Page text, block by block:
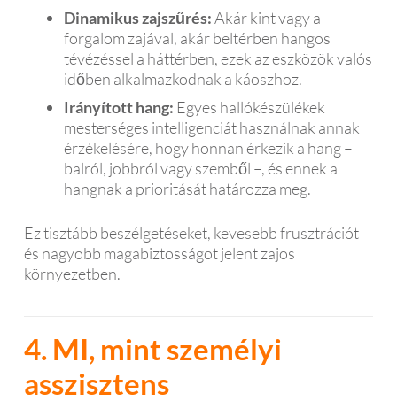
Dinamikus zajszűrés:Akár kint vagy a
forgalom zajával, akár beltérben hangos
tévézéssel a háttérben, ezek az eszközök valós
időben alkalmazkodnak a káoszhoz.
Irányított hang: Egyes hallókészülékek
mesterséges intelligenciát használnak annak
érzékelésére, hogy honnan érkezik a hang –
balról, jobbról vagy szemből –, és ennek a
hangnak a prioritását határozza meg.
Ez tisztább beszélgetéseket, kevesebb frusztrációt
és nagyobb magabiztosságot jelent zajos
környezetben.
4. MI, mint személyi
asszisztens